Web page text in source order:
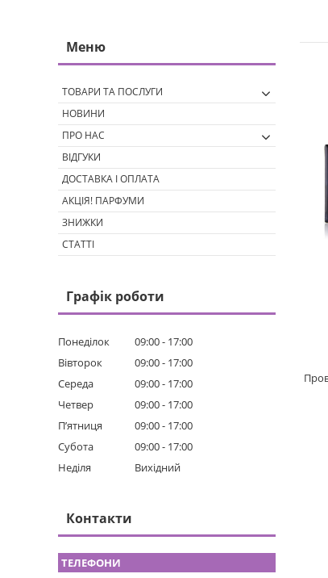
ТОВАРИ ТА ПОСЛУГИ
НОВИНИ
ПРО НАС
ВІДГУКИ
ДОСТАВКА І ОПЛАТА
АКЦІЯ! ПАРФУМИ
ЗНИЖКИ
СТАТТІ
Графік роботи
Понеділок 09:00
17:00
Вівторок
09:00
17:00
Середа
09:00
17:00
Четвер
09:00
17:00
Пʼятниця
09:00
17:00
Субота
09:00
17:00
Неділя
Вихідний
Контакти